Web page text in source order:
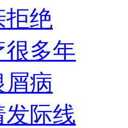
拒绝
多年
屑病
际线